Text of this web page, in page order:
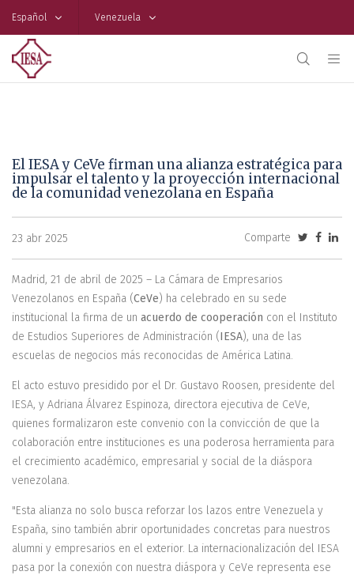
Español Venezuela
El IESA y CeVe firman una alianza estratégica para
impulsar el talento y la proyección internacional
de la comunidad venezolana en España
23 abr 2025 Comparte
Madrid, 21 de abril de 2025 – La Cámara de Empresarios
Venezolanos en España (CeVe) ha celebrado en su sede
institucional la firma de un acuerdo de cooperación con el Instituto
de Estudios Superiores de Administración (IESA), una de las
escuelas de negocios más reconocidas de América Latina.
El acto estuvo presidido por el Dr. Gustavo Roosen, presidente del
IESA, y Adriana Álvarez Espinoza, directora ejecutiva de CeVe,
quienes formalizaron este convenio con la convicción de que la
colaboración entre instituciones es una poderosa herramienta para
el crecimiento académico, empresarial y social de la diáspora
venezolana.
"Esta alianza no solo busca reforzar los lazos entre Venezuela y
España, sino también abrir oportunidades concretas para nuestros
alumni y empresarios en el exterior. La internacionalización del IESA
pasa por la conexión con nuestra diáspora y CeVe representa ese